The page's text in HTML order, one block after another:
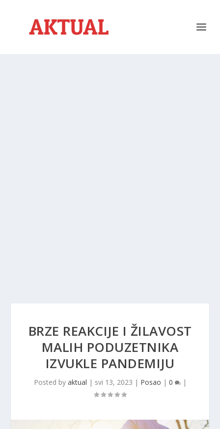
BRZE REAKCIJE I ŽILAVOST
MALIH PODUZETNIKA
IZVUKLE PANDEMIJU
Posted by aktual | svi 13, 2023 | Posao | 0 |